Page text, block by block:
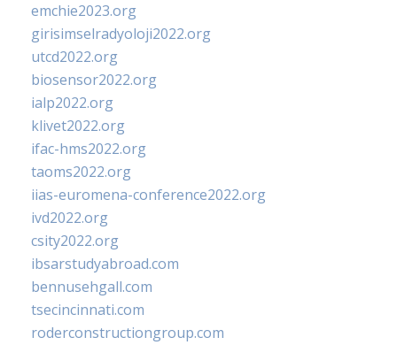
emchie2023.org
girisimselradyoloji2022.org
utcd2022.org
biosensor2022.org
ialp2022.org
klivet2022.org
ifac-hms2022.org
taoms2022.org
iias-euromena-conference2022.org
ivd2022.org
csity2022.org
ibsarstudyabroad.com
bennusehgall.com
tsecincinnati.com
roderconstructiongroup.com